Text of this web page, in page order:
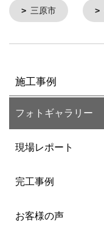
三原市
施工事例
フォトギャラリー
現場レポート
完工事例
お客様の声